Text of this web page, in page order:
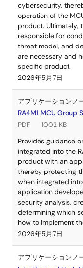
cybersecurity,
operation of the
product. Ultimately,
responsible for
threat model, and
are necessary and
specific product.
2026年5月7日
アプリケーションノ
RA4M1 MCU Group
PDF
1002 KB
Provides guidance
integrated into the
product with an
thereby protecting
when integrated
application
security analysis,
determining which
how to implement
2026年5月7日
アプリケーションノ